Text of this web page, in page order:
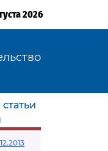
2026